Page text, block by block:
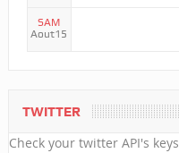
SAM
Aout15
TWITTER
Check your twitter API's keys